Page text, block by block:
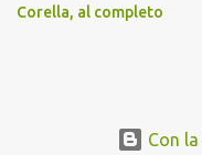
Corella, al completo
Con